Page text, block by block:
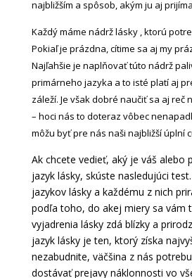
najbližším a spôsob, akým ju aj
Každý máme nádrž lásky , ktorú
Pokiaľ je prázdna, cítime sa aj my
Najľahšie je naplňovať túto nádrž
primárneho jazyka a to isté platí aj
záleží. Je však dobré naučiť sa aj reč
– hoci nás to doteraz vôbec
môžu byť pre nás naši najbližší úplní
Ak chcete vedieť, aký je váš alebo
jazyk lásky, skúste nasledujúci
jazykov lásky a každému z nich
podľa toho, do akej miery sa vám
vyjadrenia lásky zdá blízky a
jazyk lásky je ten, ktorý získa
nezabudnite, väčšina z nás
dostávať prejavy náklonnosti vo